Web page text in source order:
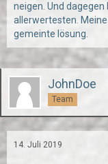
neigen. Und
allerwertesten.
gemeinte lösung.
JohnDoe
Team
14. Juli 2019